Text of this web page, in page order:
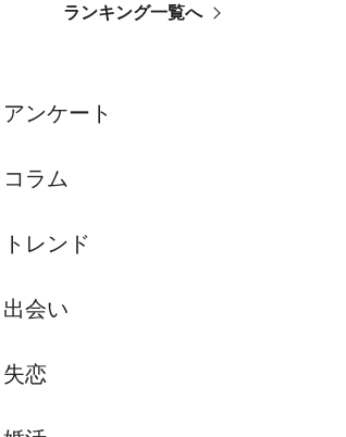
ランキング一覧へ
アンケート
コラム
トレンド
出会い
失恋